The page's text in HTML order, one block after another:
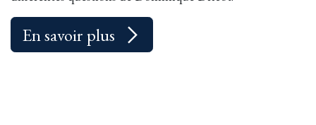
En savoir plus